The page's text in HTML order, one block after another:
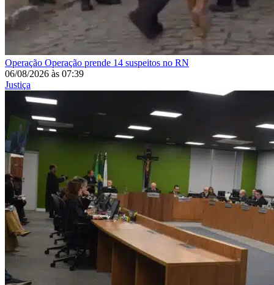
Operação Operação prende 14 suspeitos no RN
06/08/2026 às 07:39
Justiça